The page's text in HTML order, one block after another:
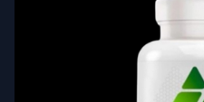
Δεν έχετε